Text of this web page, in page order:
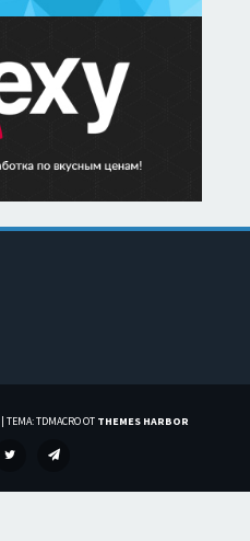
| ТЕМА: TDMACRO ОТ THEMES HARBOR
TWITTER